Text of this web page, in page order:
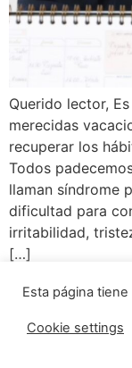
Querido lector,
merecidas
recuperar los
Todos
llaman síndrome
dificultad para
irritabilidad,
[…]
Esta página tiene
Cookie settings